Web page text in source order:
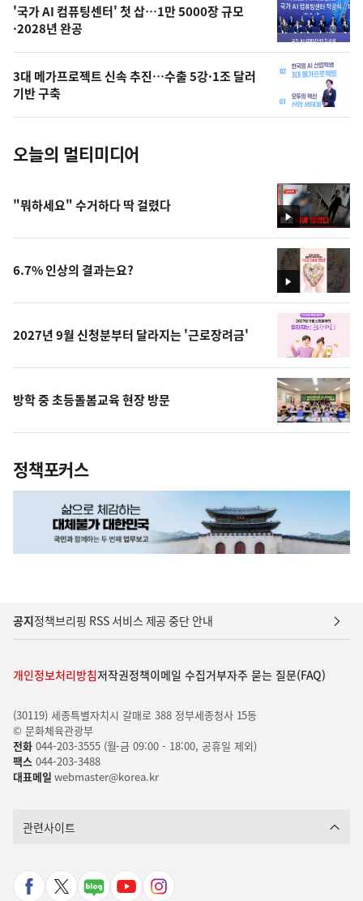
오
늘
의
사
진
'국가 AI 컴퓨팅센터' 첫 삽…1만 5000장 규모
·2028년 완공
3대 메가프로젝트 신속 추진…수출 5강·1조 달러
기반 구축
오늘의 멀티미디어
영
상
"뭐하세요" 수거하다 딱 걸렸다
영
상
6.7% 인상의 결과는요?
2027년 9월 신청분부터 달라지는 '근로장려금'
방학 중 초등돌봄교육 현장 방문
정책포커스
공지정책브리핑 RSS 서비스 제공 중단 안내
개인정보처리방침저작권정책이메일 수집거부자주 묻는 질문(FAQ)
(30119) 세종특별자치시 갈매로 388 정부세종청사 15동
© 문화체육관광부
전화044-203-3555 (월-금 09:00 - 18:00, 공휴일 제외)
팩스044-203-3488
대표메일 webmaster@korea.kr
관련사이트
페
X
네
유
인